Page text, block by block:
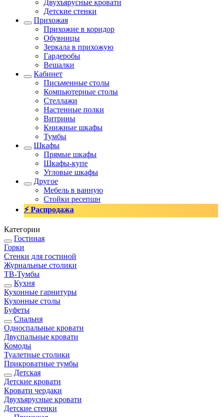
Двухъярусные кровати
Детские стенки
Прихожая
Прихожие в коридор
Обувницы
Зеркала в прихожую
Гардеробы
Вешалки
Кабинет
Письменные столы
Компьютерные столы
Стеллажи
Настенные полки
Витрины
Книжные шкафы
Тумбы
Шкафы
Прямые шкафы
Шкафы-купе
Угловые шкафы
Другое
Мебель в ванную
Стойки ресепшн
⚡ Распродажа
Категории
Гостиная
Горки
Стенки для гостиной
Журнальные столики
TВ-Тумбы
Кухня
Кухонные гарнитуры
Кухонные столы
Буфеты
Спальня
Односпальные кровати
Двуспальные кровати
Комоды
Туалетные столики
Прикроватные тумбы
Детская
Детские кровати
Кровати чердаки
Двухъярусные кровати
Детские стенки